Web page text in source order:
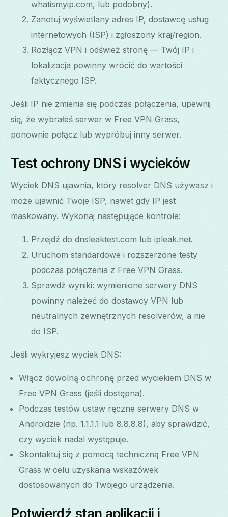
whatismyip.com, lub podobny).
Zanotuj wyświetlany adres IP, dostawcę usług
internetowych (ISP) i zgłoszony kraj/region.
Rozłącz VPN i odśwież stronę — Twój IP i
lokalizacja powinny wrócić do wartości
faktycznego ISP.
Jeśli IP nie zmienia się podczas połączenia, upewnij
się, że wybrałeś serwer w Free VPN Grass,
ponownie połącz lub wypróbuj inny serwer.
Test ochrony DNS i wycieków
Wyciek DNS ujawnia, który resolver DNS używasz i
może ujawnić Twoje ISP, nawet gdy IP jest
maskowany. Wykonaj następujące kontrole:
Przejdź do dnsleaktest.com lub ipleak.net.
Uruchom standardowe i rozszerzone testy
podczas połączenia z Free VPN Grass.
Sprawdź wyniki: wymienione serwery DNS
powinny należeć do dostawcy VPN lub
neutralnych zewnętrznych resolverów, a nie
do ISP.
Jeśli wykryjesz wyciek DNS:
Włącz dowolną ochronę przed wyciekiem DNS w
Free VPN Grass (jeśli dostępna).
Podczas testów ustaw ręczne serwery DNS w
Androidzie (np. 1.1.1.1 lub 8.8.8.8), aby sprawdzić,
czy wyciek nadal występuje.
Skontaktuj się z pomocą techniczną Free VPN
Grass w celu uzyskania wskazówek
dostosowanych do Twojego urządzenia.
Potwierdź stan aplikacji i